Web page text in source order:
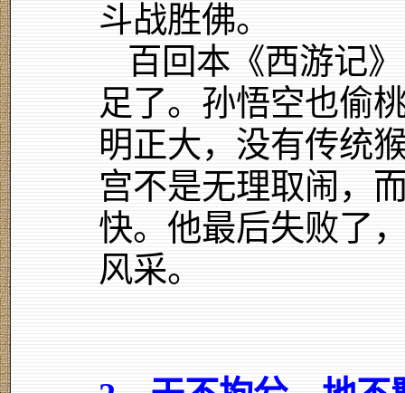
斗战胜佛。
百回本《西游记
足了。孙悟空也偷
明正大，没有传统
宫不是无理取闹，
快。他最后失败了
风采。